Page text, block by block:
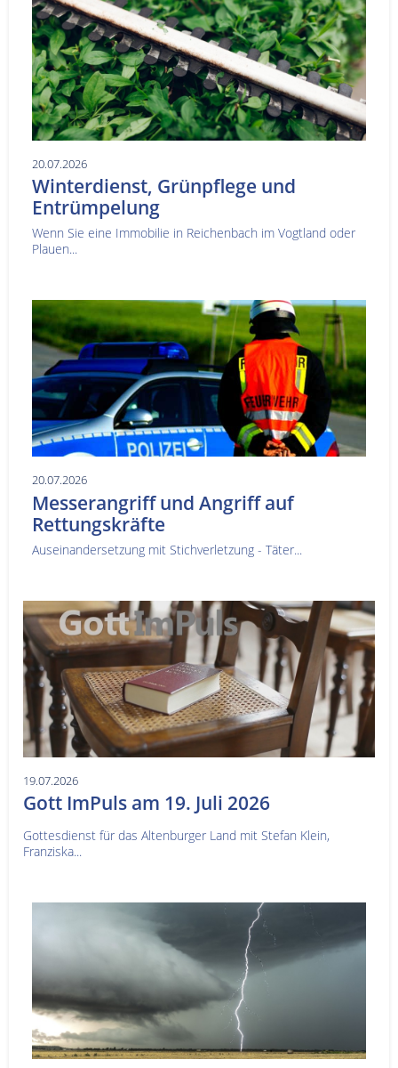
20.07.2026
Winterdienst, Grünpflege und
Entrümpelung
Wenn Sie eine Immobilie in Reichenbach im Vogtland oder
Plauen...
20.07.2026
Messerangriff und Angriff auf
Rettungskräfte
Auseinandersetzung mit Stichverletzung - Täter...
19.07.2026
Gott ImPuls am 19. Juli 2026
Gottesdienst für das Altenburger Land mit Stefan Klein,
Franziska...